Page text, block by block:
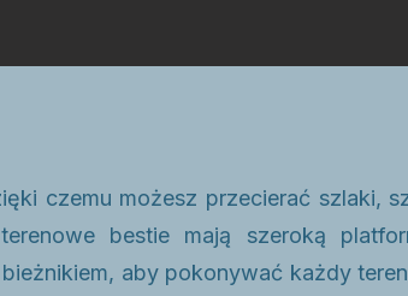
czemu możesz przecierać szlaki,
bestie mają szeroką
aby pokonywać każdy